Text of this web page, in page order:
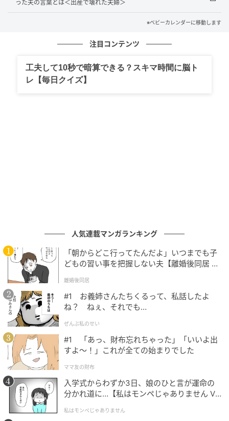
の不安は大きいものでした。
予想外だった義両親
不安でいっぱいのまま、同居生活がスタート。しかし
その翌朝、思いがけない光景が目に飛び込んできたの
「私たちにできることがあったら遠慮せずに言って」
「家族なんだから、協力するのは当たり前だ」
その言葉に、胸がすっと軽くなったのを今でも覚えて
います。
その一方で、休みだった夫は相変わらず昼近くまで寝
ており、起きてきてもスマホを触るばかり。私が話し
かけても生返事でした。
そんな夫の姿を見た義両親は、はっきりと言いまし
た。
った夫の言葉とは＜出産で壊れた夫婦＞
※ベビーカレンダーに移動します
注目コンテンツ
工夫して10秒で暗算できる？スキマ時間に脳ト
レ【毎日クイズ】
人気連載マンガランキング
「朝からどこ行ってたんだよ」いつまでも子
どもの習い事を把握しない夫【離婚後同居 Vo
離婚後同居
#1 お義姉さんたちくるって、私話したよ
ね？ ねぇ、それでも…
ぜんぶ私のせい
#1 「あっ、財布忘れちゃった」「いいよ出
すよ〜！」これが全ての始まりでした
ママ友の財布
入学式からわずか3日、娘のひと言が運命の
分かれ道に…【私はモンペじゃありません Vo
私はモンペじゃありません